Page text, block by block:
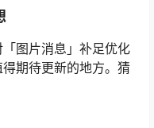
图片消息」补足优化
期待更新的地方。猜